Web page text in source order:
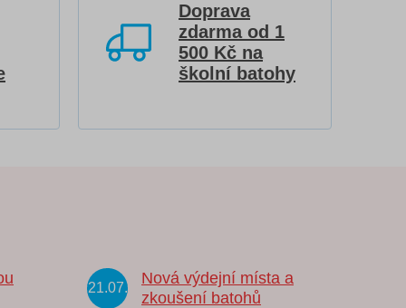
Doprava
zdarma od 1
500 Kč na
školní batohy
21.07.
Nová výdejní místa a
zkoušení batohů